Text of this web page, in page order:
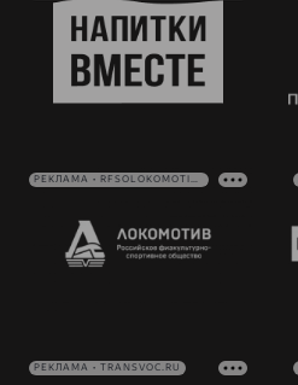
РЕКЛАМА • RFSOLOKOMOTIV.RU
РЕКЛАМА • TRANSVOC.RU